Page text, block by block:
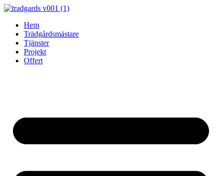
Skip
contentHem
Trädgårdsmästare
Tjänster
Projekt
Offert